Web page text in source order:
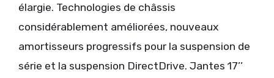
élargie. Technologies de châssis
considérablement améliorées, nouveaux
amortisseurs progressifs pour la suspension de
série et la suspension DirectDrive. Jantes 17’’